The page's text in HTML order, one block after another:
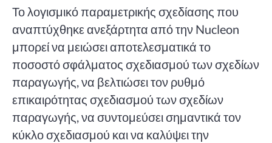
Το λογισμικό παραμετρικής σχεδίασης που
αναπτύχθηκε ανεξάρτητα από την Nucleon
μπορεί να μειώσει αποτελεσματικά το
ποσοστό σφάλματος σχεδιασμού των σχεδίων
παραγωγής, να βελτιώσει τον ρυθμό
επικαιρότητας σχεδιασμού των σχεδίων
παραγωγής, να συντομεύσει σημαντικά τον
κύκλο σχεδιασμού και να καλύψει την